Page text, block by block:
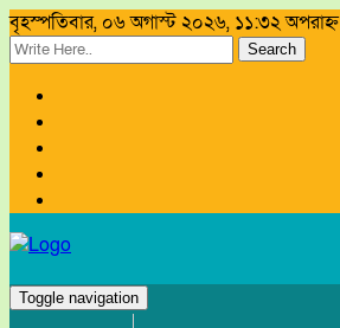
বৃহস্পতিবার, ০৬ অগাস্ট ২০২৬, ১১:৩২ অপরাহ্ন
Search
Toggle navigation